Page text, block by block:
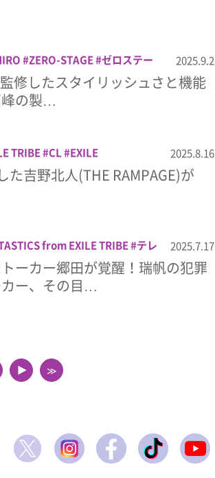
ZERO-STAGE ゼロステー
音楽
2025.9.2
修したスタイリッシュさと機能
峰の製…
TRIBE CL
EXILE
GENERATIONS from EXILE
EXILE TRIBE THE JET BOY
2025.8.16
た吉野北人(THE RAMPAGE)が
from EXILE TRIBE テレ
佐藤大樹 恋愛禁止
木曜ドラマ
2025.7.17
ーカー郷田が覚醒！瑞帆の犯罪
ー、その目…
▲ ≫